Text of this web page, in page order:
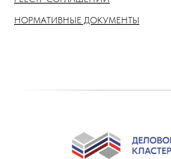
НОРМАТИВНЫЕ ДОКУМЕНТЫ